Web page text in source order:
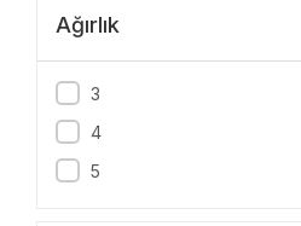
Ağırlık
3
4
5